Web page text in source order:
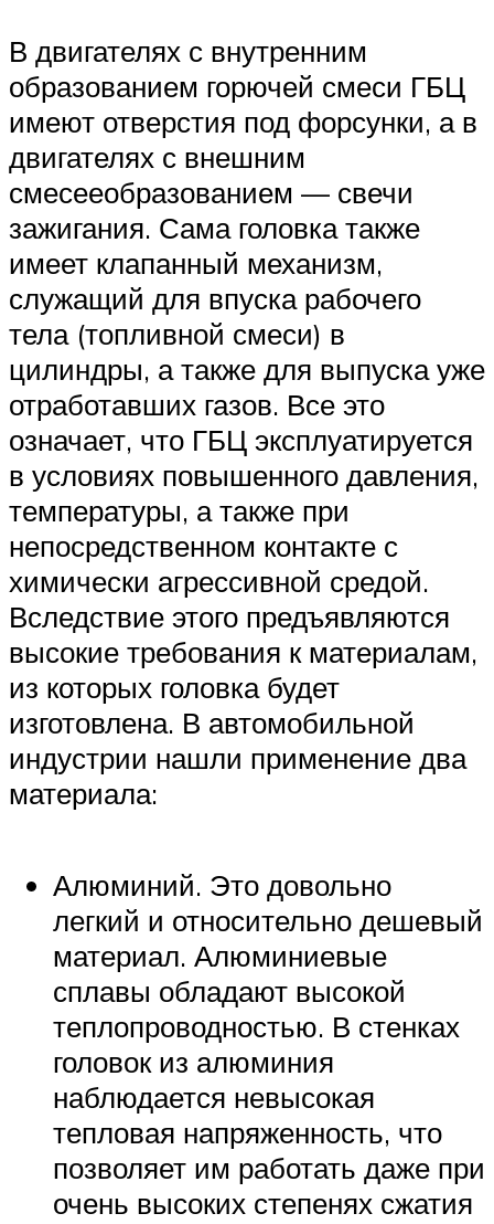
В двигателях с внутренним
образованием горючей смеси ГБЦ
имеют отверстия под форсунки, а в
двигателях с внешним
смесееобразованием — свечи
зажигания. Сама головка также
имеет клапанный механизм,
служащий для впуска рабочего
тела (топливной смеси) в
цилиндры, а также для выпуска уже
отработавших газов. Все это
означает, что ГБЦ эксплуатируется
в условиях повышенного давления,
температуры, а также при
непосредственном контакте с
химически агрессивной средой.
Вследствие этого предъявляются
высокие требования к материалам,
из которых головка будет
изготовлена. В автомобильной
индустрии нашли применение два
материала:
Алюминий. Это довольно
легкий и относительно дешевый
материал. Алюминиевые
сплавы обладают высокой
теплопроводностью. В стенках
головок из алюминия
наблюдается невысокая
тепловая напряженность, что
позволяет им работать даже при
очень высоких степенях сжатия